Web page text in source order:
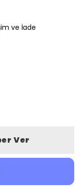
ve İade
Ver